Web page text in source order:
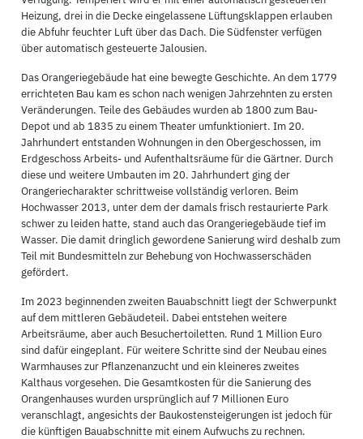
Heizung, drei in die Decke eingelassene Lüftungsklappen erlauben
die Abfuhr feuchter Luft über das Dach. Die Südfenster verfügen
über automatisch gesteuerte Jalousien.
Das Orangeriegebäude hat eine bewegte Geschichte. An dem 1779
errichteten Bau kam es schon nach wenigen Jahrzehnten zu ersten
Veränderungen. Teile des Gebäudes wurden ab 1800 zum Bau-
Depot und ab 1835 zu einem Theater umfunktioniert. Im 20.
Jahrhundert entstanden Wohnungen in den Obergeschossen, im
Erdgeschoss Arbeits- und Aufenthaltsräume für die Gärtner. Durch
diese und weitere Umbauten im 20. Jahrhundert ging der
Orangeriecharakter schrittweise vollständig verloren. Beim
Hochwasser 2013, unter dem der damals frisch restaurierte Park
schwer zu leiden hatte, stand auch das Orangeriegebäude tief im
Wasser. Die damit dringlich gewordene Sanierung wird deshalb zum
Teil mit Bundesmitteln zur Behebung von Hochwasserschäden
gefördert.
Im 2023 beginnenden zweiten Bauabschnitt liegt der Schwerpunkt
auf dem mittleren Gebäudeteil. Dabei entstehen weitere
Arbeitsräume, aber auch Besuchertoiletten. Rund 1 Million Euro
sind dafür eingeplant. Für weitere Schritte sind der Neubau eines
Warmhauses zur Pflanzenanzucht und ein kleineres zweites
Kalthaus vorgesehen. Die Gesamtkosten für die Sanierung des
Orangenhauses wurden ursprünglich auf 7 Millionen Euro
veranschlagt, angesichts der Baukostensteigerungen ist jedoch für
die künftigen Bauabschnitte mit einem Aufwuchs zu rechnen.